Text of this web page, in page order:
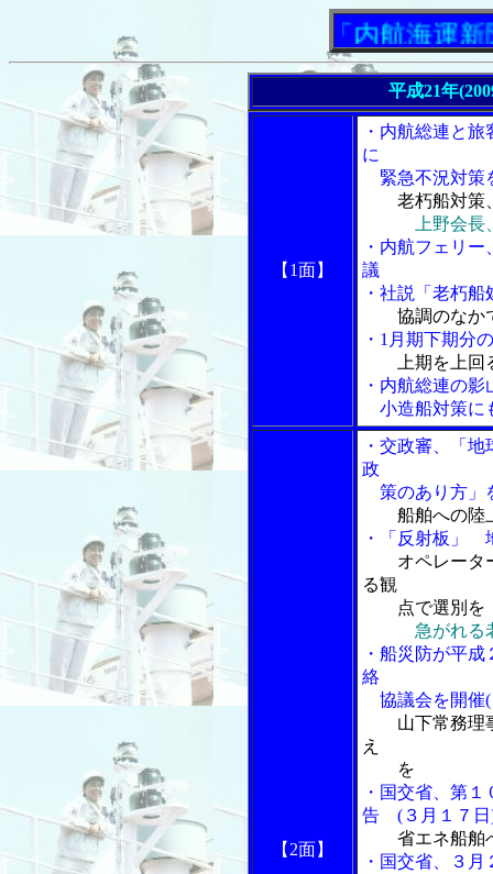
「内航海運新聞」
平成21年
【1面】
・内航総連と
に
緊急不況対策
老朽船対策
上野会
・内航フェリ
議
・社説「老朽
協調のなか
・1月期下期分
上期を上
・内航総連の
小造船対策に
【2面】
・交政審、「
政
策のあり方」
船舶への陸
・「反射板」
オペレータ
る観
点で選別を
急がれる
・船災防が平
絡
協議会を開催(
山下常務理
え
を
・国交省、第
告 (３月１７日
省エネ船舶
・国交省、３